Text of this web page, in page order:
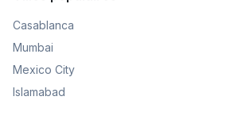
Casablanca
Mumbai
Mexico City
Islamabad